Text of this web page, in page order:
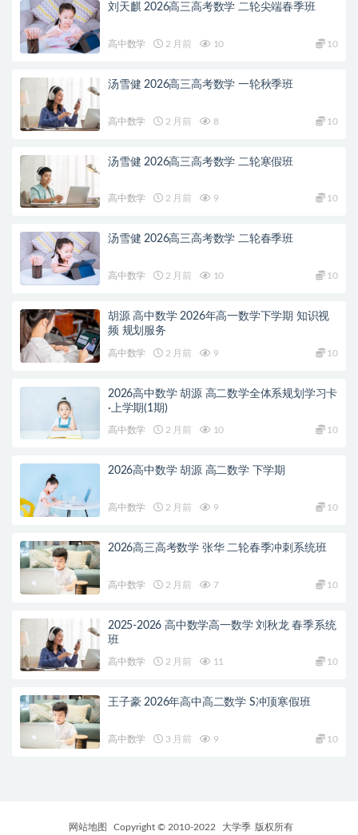
刘天麒 2026高三高考数学 二轮尖端春季班
高中数学 2 月前 10 10
汤雪健 2026高三高考数学 一轮秋季班
高中数学 2 月前 8 10
汤雪健 2026高三高考数学 二轮寒假班
高中数学 2 月前 9 10
汤雪健 2026高三高考数学 二轮春季班
高中数学 2 月前 10 10
胡源 高中数学 2026年高一数学下学期 知识视
频 规划服务
高中数学 2 月前 9 10
2026高中数学 胡源 高二数学全体系规划学习卡
·上学期(1期)
高中数学 2 月前 10 10
2026高中数学 胡源 高二数学 下学期
高中数学 2 月前 9 10
2026高三高考数学 张华 二轮春季冲刺系统班
高中数学 2 月前 7 10
2025-2026 高中数学高一数学 刘秋龙 春季系统
班
高中数学 2 月前 11 10
王子豪 2026年高中高二数学 S冲顶寒假班
高中数学 3 月前 9 10
网站地图 Copyright © 2010-2022 大学季 版权所有